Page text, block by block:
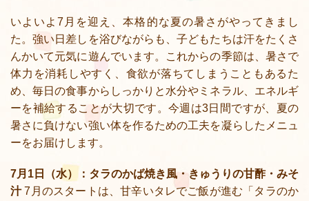
いよいよ7月を迎え、本格的な夏の暑さがやってきまし
た。強い日差しを浴びながらも、子どもたちは汗をたくさ
んかいて元気に遊んでいます。これからの季節は、暑さで
体力を消耗しやすく、食欲が落ちてしまうこともあるた
め、毎日の食事からしっかりと水分やミネラル、エネルギ
ーを補給することが大切です。今週は3日間ですが、夏の
暑さに負けない強い体を作るための工夫を凝らしたメニュ
ーをお届けします。
7月1日（水）：タラのかば焼き風・きゅうりの甘酢・みそ
汁7月のスタートは、甘辛いタレでご飯が進む「タラのか